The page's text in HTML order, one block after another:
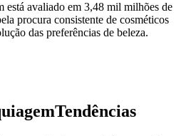
está avaliado em 3,48 mil milhões de
procura consistente de cosméticos
das preferências de beleza.
Tendências